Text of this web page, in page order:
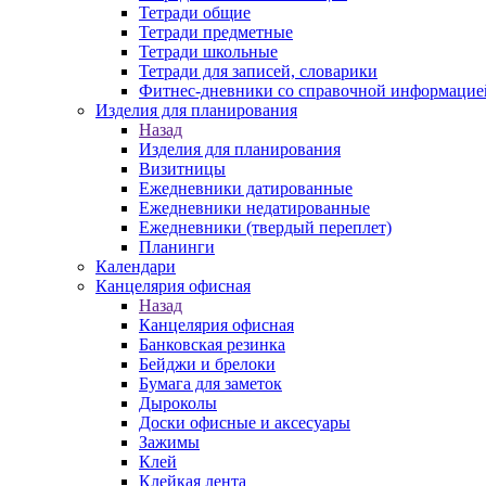
Тетради общие
Тетради предметные
Тетради школьные
Тетради для записей, словарики
Фитнес-дневники со справочной
Изделия для планирования
Назад
Изделия для планирования
Визитницы
Ежедневники датированные
Ежедневники недатированные
Ежедневники (твердый переплет)
Планинги
Календари
Канцелярия офисная
Назад
Канцелярия офисная
Банковская резинка
Бейджи и брелоки
Бумага для заметок
Дыроколы
Доски офисные и аксесуары
Зажимы
Клей
Клейкая лента